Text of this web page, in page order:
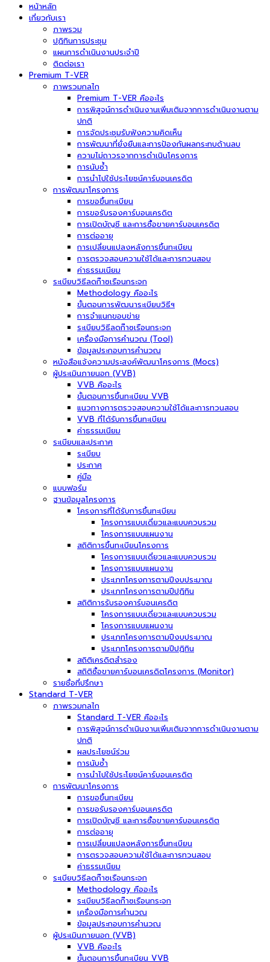
หน้าหลัก
เกี่ยวกับเรา
ภาพรวม
ปฏิทินการประชุม
แผนการดำเนินงานประจำปี
ติดต่อเรา
Premium T-VER
ภาพรวมกลไก
Premium T-VER คืออะไร
การพิสูจน์การดำเนินงานเพิ่มเติมจากการดำเนินงานตาม
ปกติ
การจัดประชุมรับฟังความคิดเห็น
การพัฒนาที่ยั่งยืนและการป้องกันผลกระทบด้านลบ
ความไม่ถาวรจากการดำเนินโครงการ
การนับซ้ำ
การนำไปใช้ประโยชน์คาร์บอนเครดิต
การพัฒนาโครงการ
การขอขึ้นทะเบียน
การขอรับรองคาร์บอนเครดิต
การเปิดบัญชี และการซื้อขายคาร์บอนเครดิต
การต่ออายุ
การเปลี่ยนแปลงหลังการขึ้นทะเบียน
การตรวจสอบความใช้ได้และการทวนสอบ
ค่าธรรมเนียม
ระเบียบวิธีลดก๊าซเรือนกระจก
Methodology คืออะไร
ขั้นตอนการพัฒนาระเบียบวิธีฯ
การจำแนกขอบข่าย
ระเบียบวิธีลดก๊าซเรือนกระจก
เครื่องมือการคำนวณ (Tool)
ข้อมูลประกอบการคำนวณ
หนังสือแจ้งความประสงค์พัฒนาโครงการ (Mocs)
ผู้ประเมินภายนอก (VVB)
VVB คืออะไร
ขั้นตอนการขึ้นทะเบียน VVB
แนวทางการตรวจสอบความใช้ได้และการทวนสอบ
VVB ที่ได้รับการขึ้นทะเบียน
ค่าธรรมเนียม
ระเบียบและประกาศ
ระเบียบ
ประกาศ
คู่มือ
แบบฟอร์ม
ฐานข้อมูลโครงการ
โครงการที่ได้รับการขึ้นทะเบียน
โครงการแบบเดี่ยวและแบบควบรวม
โครงการแบบแผนงาน
สถิติการขึ้นทะเบียนโครงการ
โครงการแบบเดี่ยวและแบบควบรวม
โครงการแบบแผนงาน
ประเภทโครงการตามปีงบประมาณ
ประเภทโครงการตามปีปฏิทิน
สถิติการรับรองคาร์บอนเครดิต
โครงการแบบเดี่ยวและแบบควบรวม
โครงการแบบแผนงาน
ประเภทโครงการตามปีงบประมาณ
ประเภทโครงการตามปีปฏิทิน
สถิติเครดิตสำรอง
สถิติซื้อขายคาร์บอนเครดิตโครงการ (Monitor)
รายชื่อที่ปรึกษา
Standard T-VER
ภาพรวมกลไก
Standard T-VER คืออะไร
การพิสูจน์การดำเนินงานเพิ่มเติมจากการดำเนินงานตาม
ปกติ
ผลประโยชน์ร่วม
การนับซ้ำ
การนำไปใช้ประโยชน์คาร์บอนเครดิต
การพัฒนาโครงการ
การขอขึ้นทะเบียน
การขอรับรองคาร์บอนเครดิต
การเปิดบัญชี และการซื้อขายคาร์บอนเครดิต
การต่ออายุ
การเปลี่ยนแปลงหลังการขึ้นทะเบียน
การตรวจสอบความใช้ได้และการทวนสอบ
ค่าธรรมเนียม
ระเบียบวิธีลดก๊าซเรือนกระจก
Methodology คืออะไร
ระเบียบวิธีลดก๊าซเรือนกระจก
เครื่องมือการคำนวณ
ข้อมูลประกอบการคำนวณ
ผู้ประเมินภายนอก (VVB)
VVB คืออะไร
ขั้นตอนการขึ้นทะเบียน VVB